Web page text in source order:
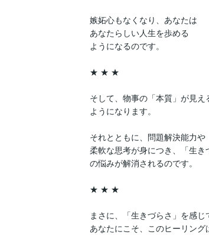
嫉妬心もなくなり、あなたは
あなたらしい人生を歩める
ようになるのです。
★ ★ ★
そして、物事の「本質」が見え
ようになります。
それとともに、問題解決能力や
柔軟な思考が身につき、「生き
の悩みが解消されるのです。
★ ★ ★
まさに、「生きづらさ」を感じ
あなたにこそ、このヒーリング